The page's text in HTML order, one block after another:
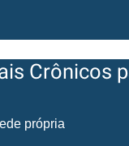
Crônicos
própria